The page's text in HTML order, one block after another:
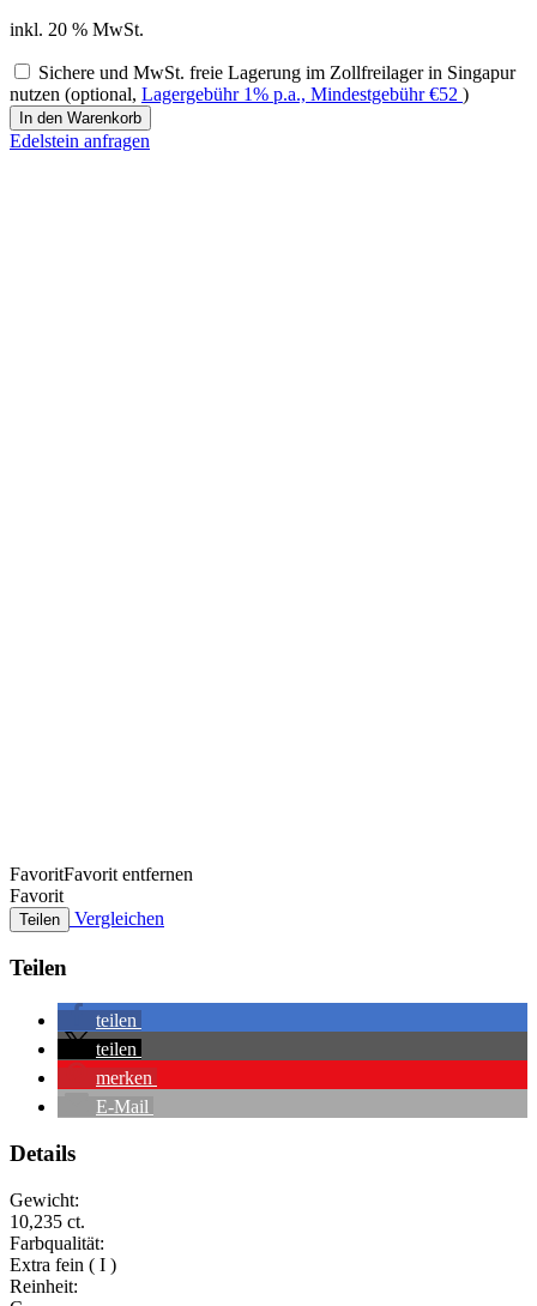
inkl. 20 % MwSt.
Sichere und MwSt. freie Lagerung im Zollfreilager in Singapur
nutzen (optional, Lagergebühr 1% p.a., Mindestgebühr€52 )
Saphir
Menge
In den Warenkorb
Edelstein anfragen
FavoritFavorit entfernen
Favorit
Teilen Vergleichen
Teilen
teilen
teilen
merken
E-Mail
Details
Gewicht:
10,235 ct.
Farbqualität:
Extra fein ( I )
Reinheit: